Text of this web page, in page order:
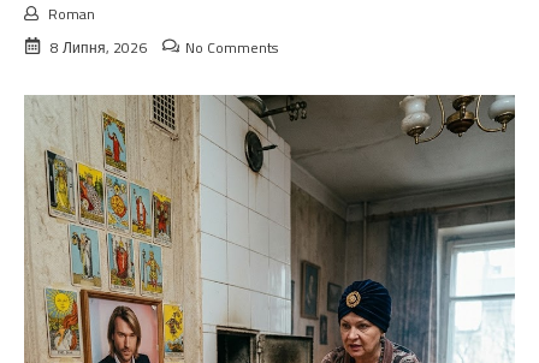
Roman
8 Липня, 2026
No Comments